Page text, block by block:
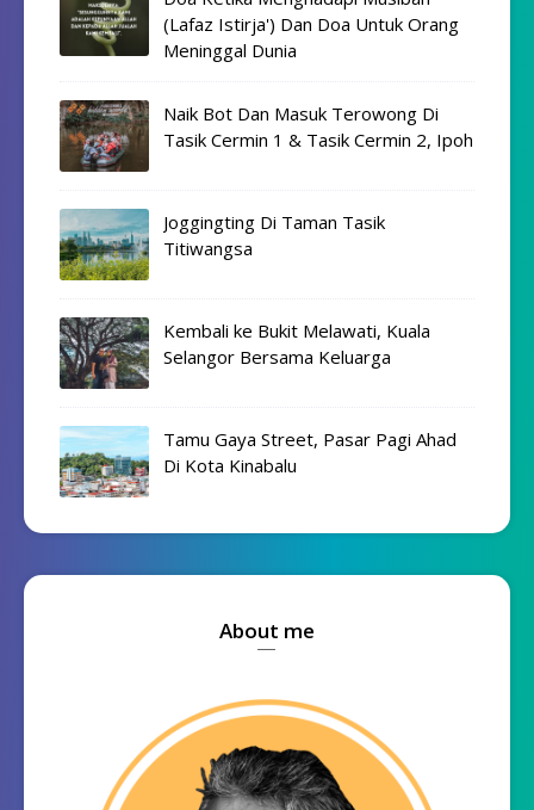
(Lafaz Istirja') Dan Doa Untuk Orang
Meninggal Dunia
Naik Bot Dan Masuk Terowong Di
Tasik Cermin 1 & Tasik Cermin 2, Ipoh
Joggingting Di Taman Tasik
Titiwangsa
Kembali ke Bukit Melawati, Kuala
Selangor Bersama Keluarga
Tamu Gaya Street, Pasar Pagi Ahad
Di Kota Kinabalu
About me